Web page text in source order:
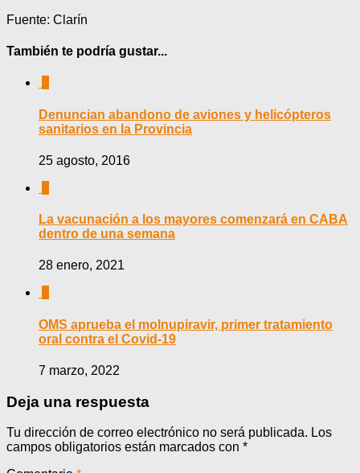
Fuente: Clarín
También te podría gustar...
Denuncian abandono de aviones y helicópteros
sanitarios en la Provincia
25 agosto, 2016
La vacunación a los mayores comenzará en CABA
dentro de una semana
28 enero, 2021
OMS aprueba el molnupiravir, primer tratamiento
oral contra el Covid-19
7 marzo, 2022
Deja una respuesta
Tu dirección de correo electrónico no será publicada. Los
campos obligatorios están marcados con *